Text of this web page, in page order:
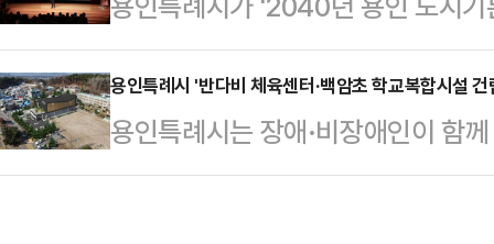
나 타 용도 목적의 가설건축물을 지
의 실사용자(원도급자…
공사 과정에서 보완해야 할 사안
결(의왕~용인~광주) 고속도로'는 '
의 '처인구 모현읍(능원리·매산리·
속도로 경기광주분기점'까지 4차
이어진 '제2경인고속…
을 듣기 위한 공청회를 지난 4일
본계획(안)'은 '사람과 자연이 함께
하고 △미래도시전환을 위한 경제
거도시 △유기적으로 연계되는 연
용인특례시 '반다비 체육센터·백암초 학교복합시설
용인특례시는 장애·비장애인이 함
교복합시설' 건립 사업이 행정안전